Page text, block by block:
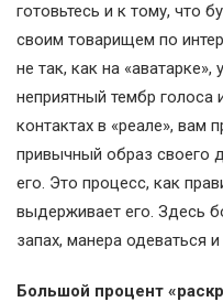
готовьтесь и к тому, что
своим товарищем по
не так, как на
неприятный тембр голоса
контактах в «реале», вам
привычный образ своего
его. Это процесс, как
выдерживает его. Здесь
запах, манера одеваться
Большой процент